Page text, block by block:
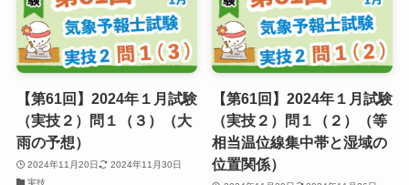
【第61回】2024年１月試験
（実技２）問１（３）（大
雨の予想）
2024年11月20日
2024年11月30日
実技
【第61回】2024年１月試験
（実技２）問１（２）（等
相当温位線集中帯と湿域の
位置関係）